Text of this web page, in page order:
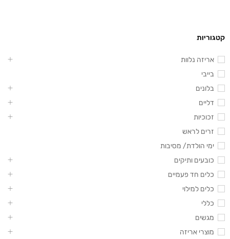
קטגוריות
אריזה נלוות
בייבי
בלונים
דליים
זכוכיות
זרים לראש
ימי הולדת/ מסיבות
כובעים ותיקים
כלים חד פעמיים
כלים למילוי
כללי
מגשים
מוצרי אריזה